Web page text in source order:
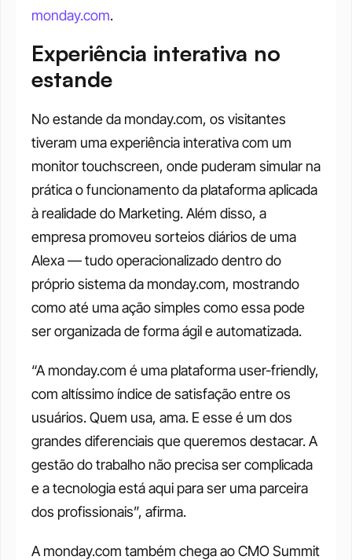
monday.com.
Experiência interativa no
estande
No estande da monday.com, os visitantes
tiveram uma experiência interativa com um
monitor touchscreen, onde puderam simular na
prática o funcionamento da plataforma aplicada
à realidade do Marketing. Além disso, a
empresa promoveu sorteios diários de uma
Alexa — tudo operacionalizado dentro do
próprio sistema da monday.com, mostrando
como até uma ação simples como essa pode
ser organizada de forma ágil e automatizada.
“A monday.com é uma plataforma user-friendly,
com altíssimo índice de satisfação entre os
usuários. Quem usa, ama. E esse é um dos
grandes diferenciais que queremos destacar. A
gestão do trabalho não precisa ser complicada
e a tecnologia está aqui para ser uma parceira
dos profissionais”, afirma.
A monday.com também chega ao CMO Summit